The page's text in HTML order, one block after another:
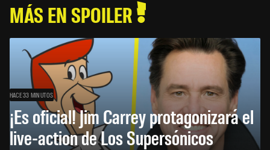
MÁS EN SPOILER
HACE 33 MINUTOS
¡Es oficial! Jim Carrey protagonizará el
live-action de Los Supersónicos